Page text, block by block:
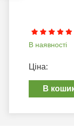
В наявності
Ціна:
В